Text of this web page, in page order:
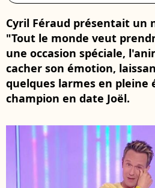
Cyril Féraud présentait un
"Tout le monde veut
une occasion spéciale,
cacher son émotion,
quelques larmes en pleine
champion en date Joël.